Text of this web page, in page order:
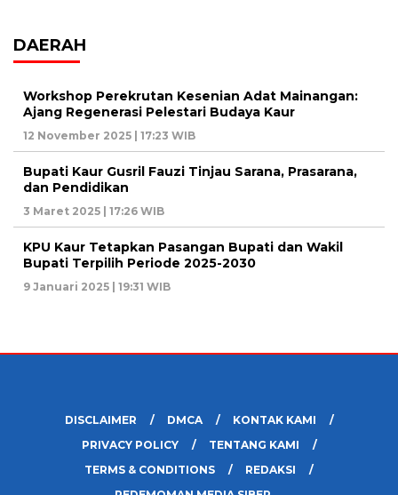
DAERAH
Workshop Perekrutan Kesenian Adat Mainangan:
Ajang Regenerasi Pelestari Budaya Kaur
12 November 2025 | 17:23 WIB
Bupati Kaur Gusril Fauzi Tinjau Sarana, Prasarana,
dan Pendidikan
3 Maret 2025 | 17:26 WIB
KPU Kaur Tetapkan Pasangan Bupati dan Wakil
Bupati Terpilih Periode 2025-2030
9 Januari 2025 | 19:31 WIB
DISCLAIMER DMCA
KONTAK KAMI
PRIVACY POLICY
TENTANG KAMI
TERMS & CONDITIONS
REDAKSI